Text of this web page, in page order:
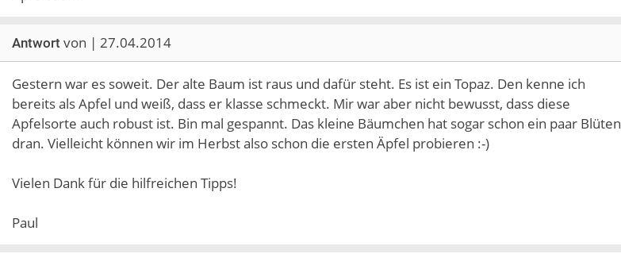
Antwort von | 27.04.2014
Gestern war es soweit. Der alte Baum ist raus und dafür steht. Es ist ein Topaz. Den kenne ich
bereits als Apfel und weiß, dass er klasse schmeckt. Mir war aber nicht bewusst, dass diese
Apfelsorte auch robust ist. Bin mal gespannt. Das kleine Bäumchen hat sogar schon ein paar Blüten
dran. Vielleicht können wir im Herbst also schon die ersten Äpfel probieren :-)
Vielen Dank für die hilfreichen Tipps!
Paul